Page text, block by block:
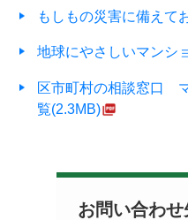
もしもの災害に備えて
地球にやさしいマンシ
区市町村の相談窓口
覧(2.3MB)
お問い合わせ